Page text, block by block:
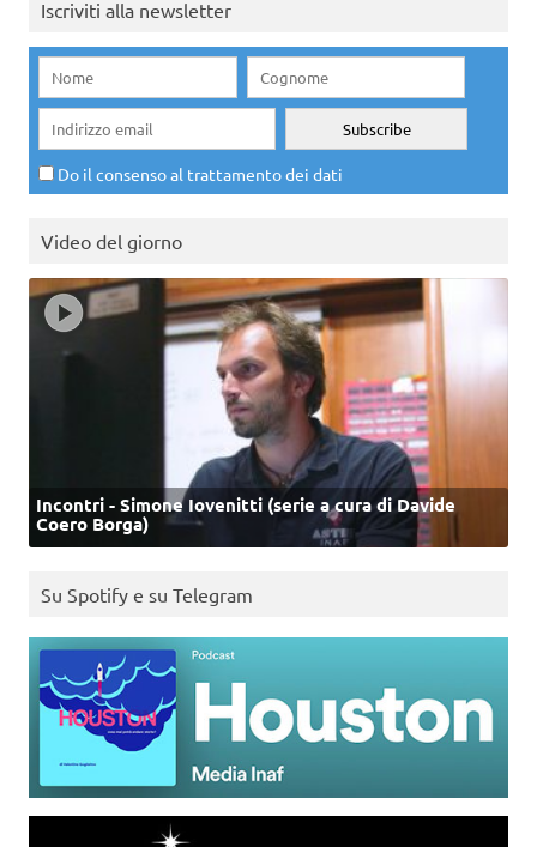
Iscriviti alla newsletter
Do il consenso al trattamento dei dati
Video del giorno
Incontri - Simone Iovenitti (serie a cura di Davide
Coero Borga)
Su Spotify e su Telegram